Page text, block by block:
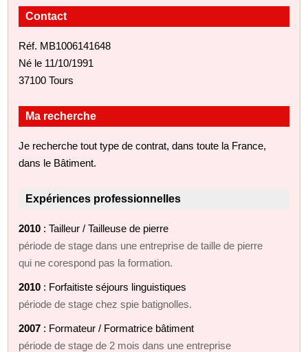
Contact
Réf. MB1006141648
Né le 11/10/1991
37100 Tours
Ma recherche
Je recherche tout type de contrat, dans toute la France,
dans le Bâtiment.
Expériences professionnelles
2010 : Tailleur / Tailleuse de pierre
période de stage dans une entreprise de taille de pierre
qui ne corespond pas la formation.
2010 : Forfaitiste séjours linguistiques
période de stage chez spie batignolles.
2007 : Formateur / Formatrice bâtiment
période de stage de 2 mois dans une entreprise